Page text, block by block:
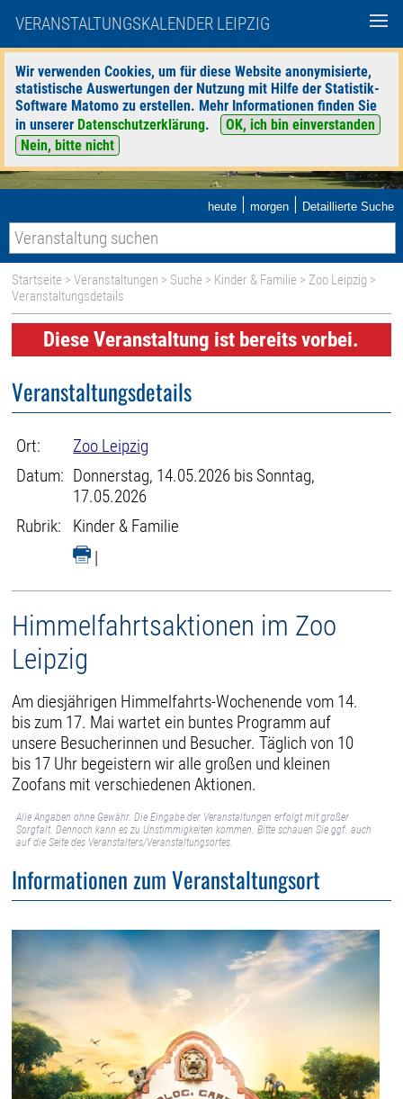
VERANSTALTUNGSKALENDER LEIPZIG
Wir verwenden Cookies, um für diese Website anonymisierte,
statistische Auswertungen der Nutzung mit Hilfe der Statistik-
Software Matomo zu erstellen. Mehr Informationen finden Sie
in unserer Datenschutzerklärung.
OK, ich bin einverstanden
Nein, bitte nicht
heute | morgen | Detaillierte Suche
Startseite >Veranstaltungen > Suche > Kinder & Familie >Zoo Leipzig >
Veranstaltungsdetails
Diese Veranstaltung ist bereits vorbei.
Veranstaltungsdetails
Ort:
Zoo Leipzig
Datum: Donnerstag, 14.05.2026 bis Sonntag,
17.05.2026
Rubrik:
Kinder & Familie
|
Himmelfahrtsaktionen im Zoo
Leipzig
Am diesjährigen Himmelfahrts-Wochenende vom 14.
bis zum 17. Mai wartet ein buntes Programm auf
unsere Besucherinnen und Besucher. Täglich von 10
bis 17 Uhr begeistern wir alle großen und kleinen
Zoofans mit verschiedenen Aktionen.
Alle Angaben ohne Gewähr. Die Eingabe der Veranstaltungen erfolgt mit großer
Sorgfalt. Dennoch kann es zu Unstimmigkeiten kommen. Bitte schauen Sie ggf. auch
auf die Seite des Veranstalters/Veranstaltungsortes.
Informationen zum Veranstaltungsort